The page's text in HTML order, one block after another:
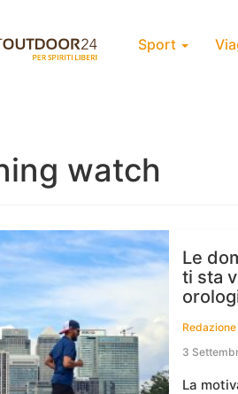
Sport
watch
Le
ti sta
3
La